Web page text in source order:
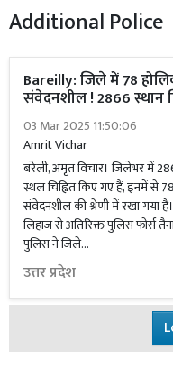
Additional Police
Bareilly: जिले में 78
संवेदनशील ! 2866 स्थान
03 Mar 2025 11:50:06
Amrit Vichar
बरेली, अमृत विचार। जिलेभर में
स्थल चिह्नित किए गए हैं, इनमें से
संवेदनशील की श्रेणी में रखा गया
लिहाज से अतिरिक्त पुलिस फोर्स
पुलिस ने जिले...
उत्तर प्रदेश